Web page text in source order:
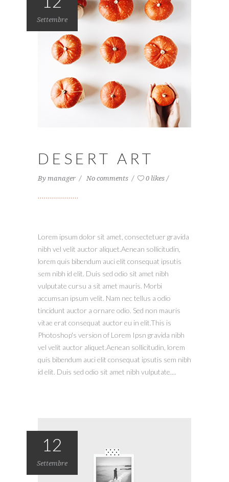
Settembre
DESERT ART
By manager No comments 0 likes
Lorem ipsum dolor sit amet, consectetuer gravida
nibh vel velit auctor aliquet.Aenean sollicitudin,
lorem quis bibendum auci elit consequat ipsutis
sem nibh id elit. Duis sed odio sit amet nibh
vulputate cursu a sit amet mauris. Morbi
accumsan ipsum velit. Nam nec tellus a odio
tincidunt auctor a ornare odio. Sed non mauris
vitae erat consequat auctor eu in elit.This is
Photoshop's version of Lorem Ipsn gravida nibh
vel velit auctor aliquet.Aenean sollicitudin, lorem
quis bibendum auci elit consequat ipsutis sem nibh
id elit. Duis sed odio sit amet nibh vulputate....
12
Settembre